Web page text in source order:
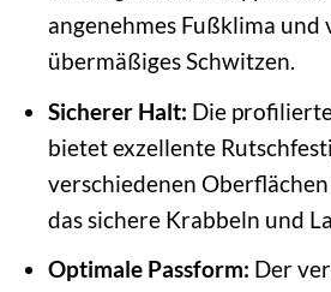
angenehmes Fußklima
übermäßiges Schwitzen.
Sicherer Halt: Die
bietet exzellente
verschiedenen
das sichere Krabbeln und
Optimale Passform: Der